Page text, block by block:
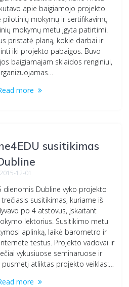
apie baigiamojo projekto
mokymų ir sertifikavimų
mokymų metu įgyta patirtimi.
pristatė planą, kokie darbai ir
iki projekto pabaigos. Buvo
baigiamajam sklaidos renginiui,
more
susitikimas
2015-12-01
dienomis Dubline vyko projekto
susitikimas, kuriame iš
po 4 atstovus, įskaitant
lektorius. Susitikimo metu
aplinką, laikė barometro ir
testus. Projekto vadovai ir
vykusiuose seminaruose ir
atliktas projekto veiklas:…
more